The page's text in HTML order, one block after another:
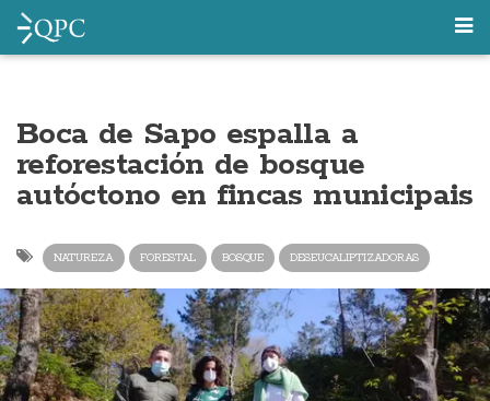
Boca de Sapo espalla a
reforestación de bosque
autóctono en fincas municipais
NATUREZA FORESTAL BOSQUE DESEUCALIPTIZADORAS